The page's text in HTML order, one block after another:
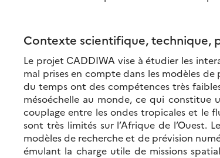
Contexte scientifique, technique,
Le projet CADDIWA vise à étudier les
mal prises en compte dans les modèles
du temps ont des compétences très
mésoéchelle au monde, ce qui constitue
couplage entre les ondes tropicales et le
sont très limités sur l’Afrique de l’Ouest.
modèles de recherche et de prévision
émulant la charge utile de missions